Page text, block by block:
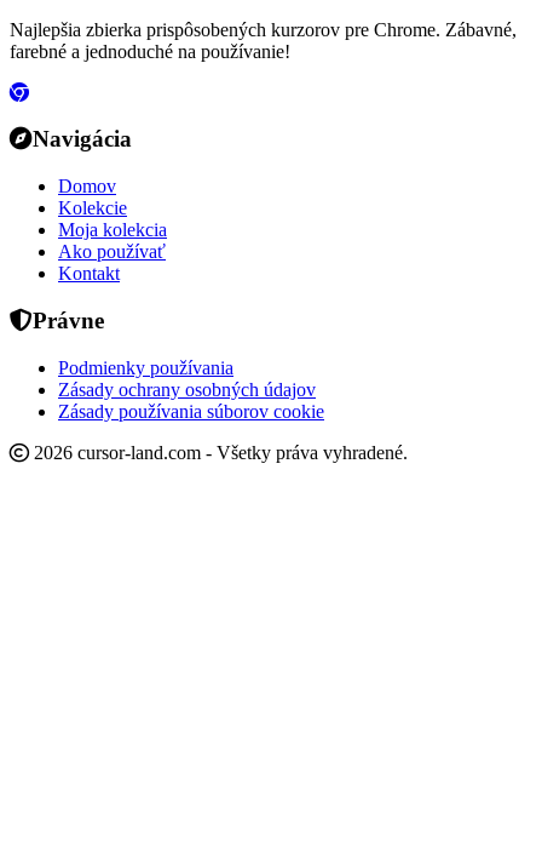
Najlepšia zbierka prispôsobených kurzorov pre Chrome. Zábavné,
farebné a jednoduché na používanie!
Navigácia
Domov
Kolekcie
Moja kolekcia
Ako používať
Kontakt
Právne
Podmienky používania
Zásady ochrany osobných údajov
Zásady používania súborov cookie
2026 cursor-land.com - Všetky práva vyhradené.